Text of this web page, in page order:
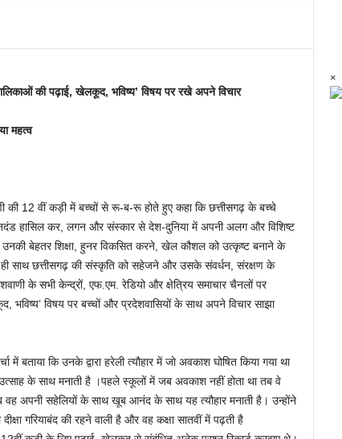
की पढ़ाई, खेलकूद, भविष्य’ विषय पर रखे अपने विचार
महत्व
की 12 वीं कड़ी में बच्चों से रू-ब-रू होते हुए कहा कि छत्तीसगढ़ के बच्चे
हासिल कर, लगन और संस्कार से देश-दुनिया में अपनी अलग और विशिष्ट
उनकी बेहतर शिक्षा, हुनर विकसित करने, खेल कौशल को उत्कृष्ट बनाने के
साथ छत्तीसगढ़ की संस्कृति को सहेजने और उसके संवर्धन, संरक्षण के
के सभी केन्द्रों, एफ.एम. रेडियो और क्षेत्रिय समाचार चैनलों पर
भविष्य’ विषय पर बच्चों और प्रदेशवासियों के साथ अपने विचार साझा
में बताया कि उनके द्वारा हरेली त्यौहार में जो अवकाश घोषित किया गया था
के साथ मनाती है ।पहले स्कूलों में जब अवकाश नहीं होता था तब वे
वह अपनी सहेलियों के साथ खूब आनंद के साथ यह त्यौहार मनाती है। उन्होंने
गरियाबंद की रहने वाली है और वह कक्षा सातवीं में पढ़ती है
×